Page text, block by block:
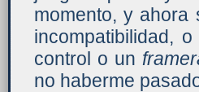
momento, y ahora
incompatibilidad,
control o un
no haberme